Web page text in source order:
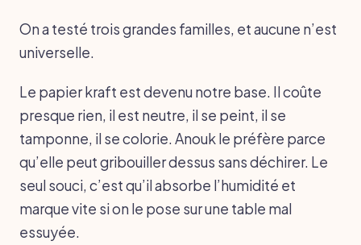
On a testé trois grandes familles, et aucune n’est
universelle.
Le papier kraft est devenu notre base. Il coûte
presque rien, il est neutre, il se peint, il se
tamponne, il se colorie. Anouk le préfère parce
qu’elle peut gribouiller dessus sans déchirer. Le
seul souci, c’est qu’il absorbe l’humidité et
marque vite si on le pose sur une table mal
essuyée.